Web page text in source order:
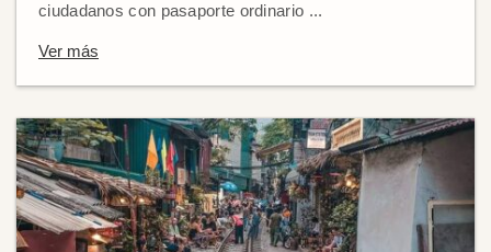
ciudadanos con pasaporte ordinario ...
Ver más